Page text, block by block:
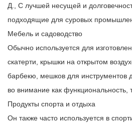
Д., С лучшей несущей и
подходящие для суровых
Мебель и садоводство
Обычно используется для
скатерти, крышки на открытом
барбекю, мешков для инструментов
во внимание как функциональность,
Продукты спорта и отдыха
Он также часто используется в